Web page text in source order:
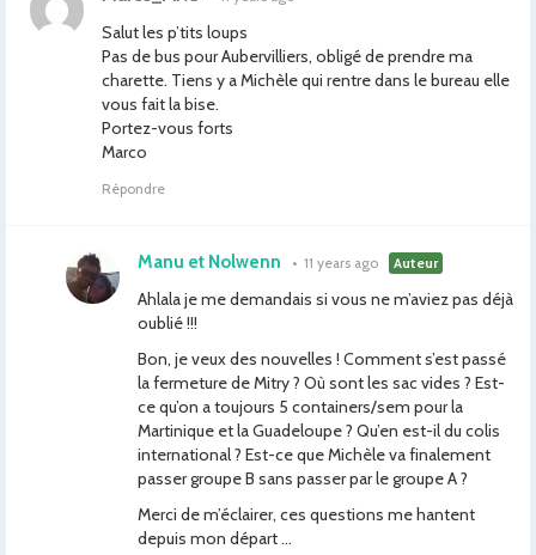
Salut les p’tits loups
Pas de bus pour Aubervilliers, obligé de prendre ma
charette. Tiens y a Michèle qui rentre dans le bureau elle
vous fait la bise.
Portez-vous forts
Marco
Répondre
Manu et Nolwenn • 11 years ago Auteur
Ahlala je me demandais si vous ne m’aviez pas déjà
oublié !!!
Bon, je veux des nouvelles ! Comment s’est passé
la fermeture de Mitry ? Où sont les sac vides ? Est-
ce qu’on a toujours 5 containers/sem pour la
Martinique et la Guadeloupe ? Qu’en est-il du colis
international ? Est-ce que Michèle va finalement
passer groupe B sans passer par le groupe A ?
Merci de m’éclairer, ces questions me hantent
depuis mon départ …